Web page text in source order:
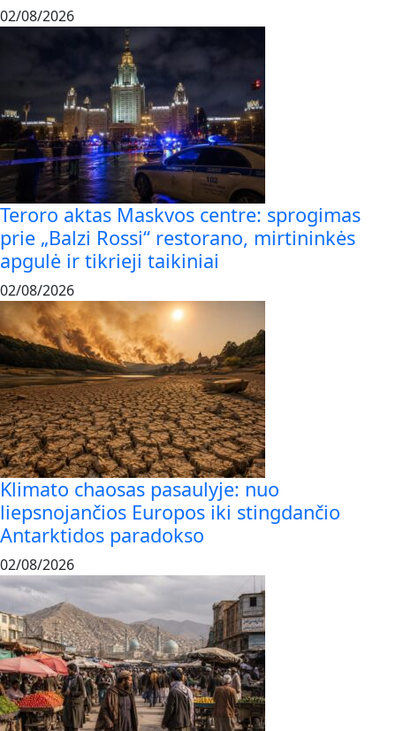
02/08/2026
Teroro aktas Maskvos centre: sprogimas
prie „Balzi Rossi“ restorano, mirtininkės
apgulė ir tikrieji taikiniai
02/08/2026
Klimato chaosas pasaulyje: nuo
liepsnojančios Europos iki stingdančio
Antarktidos paradokso
02/08/2026